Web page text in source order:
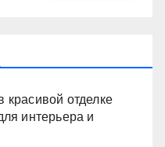
отделке
интерьера и